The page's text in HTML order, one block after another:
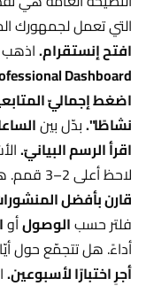
التي تعمل لجمهورك
افتح إنستقرام.
Dashboard
اضغط إجماليّ
نشاطًا".بدّل بين
اقرأ الرسم البيانيّ.
لاحظ أعلى 2–3 قمم. هذه نقاط البداية.
قارن بأفضل
فلتر حسبالوصولأو
أداءً. هل تتجمّع حول
أجرِ اختبارًا لأسبوعين.